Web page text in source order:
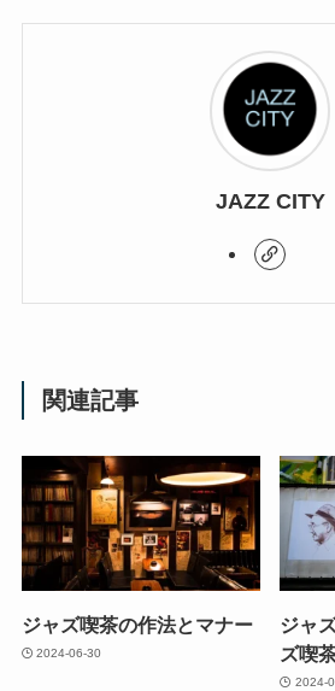
JAZZ CITY
関連記事
ジャズ喫茶の作法とマナー
2024-06-30
ジャ
ズ喫
2024-